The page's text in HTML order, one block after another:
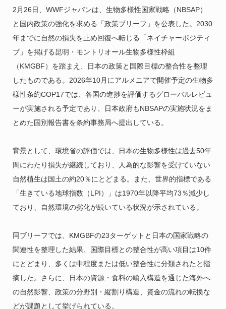
2月26日、WWFジャパンは、生物多様性国家戦略（NBSAP）
と国内政策の強化を求める「政策ブリーフ」を公表した。2030
年までに自然の損失を止め回復へ転じる「ネイチャーポジティ
ブ」を掲げる昆明・モントリオール生物多様性枠組
（KMGBF）を踏まえ、日本の政策と国際目標の整合性を整理
したものである。2026年10月にアルメニアで開催予定の生物多
様性条約COP17では、各国の進捗を評価するグローバルレビュ
ーが実施される予定であり、日本政府もNBSAPの実施状況をま
とめた国別報告書を条約事務局へ提出している。
背景として、環境省の評価では、日本の生物多様性は過去50年
間にわたり損失が継続しており、人為的な影響を受けていない
自然植生は国土の約20％にとどまる。また、世界的指標である
「生きている地球指数（LPI）」は1970年以降平均73％減少し
ており、自然環境の劣化が続いている状況が示されている。
同ブリーフでは、KMGBFの23ターゲットと日本の国家戦略の
関連性を整理した結果、国際目標との整合性が高い項目は10件
にとどまり、多くは中程度または低い整合性に分類されたと指
摘した。さらに、日本の資源・食料の輸入構造を通じた海外へ
の自然影響、政策の分野別・縦割り構造、資金の流れの転換な
どが課題として挙げられている。